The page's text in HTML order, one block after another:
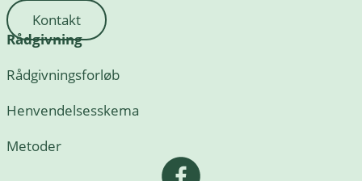
Kontakt
Rådgivning
Rådgivningsforløb
Henvendelsesskema
Metoder